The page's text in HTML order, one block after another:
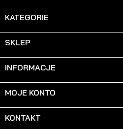
KATEGORIE
SKLEP
INFORMACJE
MOJE KONTO
KONTAKT